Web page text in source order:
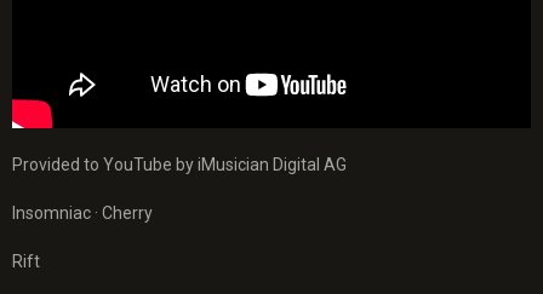
Provided to YouTube by iMusician Digital AG
Insomniac · Cherry
Rift